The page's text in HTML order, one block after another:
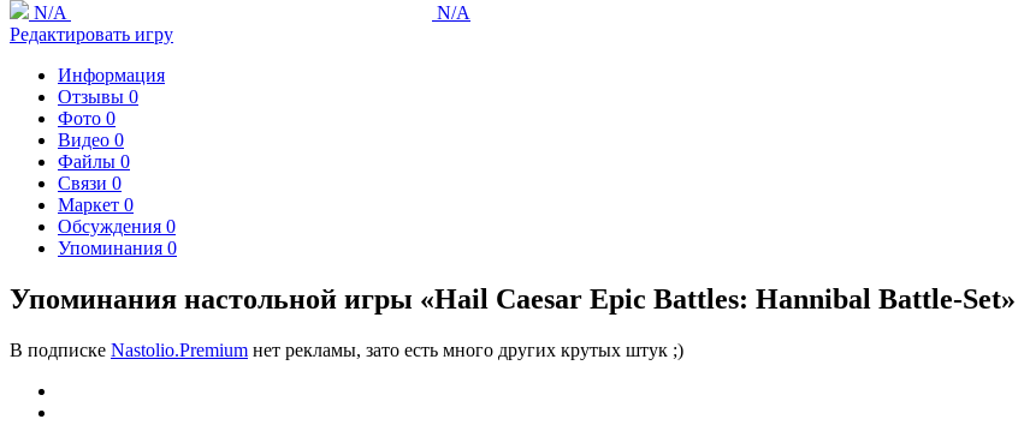
N/A
N/A
Редактировать игру
Информация
Отзывы 0
Фото 0
Видео 0
Файлы 0
Связи 0
Маркет 0
Обсуждения 0
Упоминания 0
Упоминания настольной игры «Hail Caesar Epic Battles: Hannibal Battle-Set»
В подписке Nastolio.Premium нет рекламы, зато есть много других крутых штук ;)